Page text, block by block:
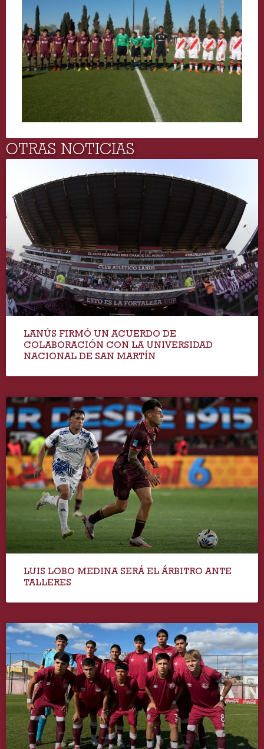
OTRAS NOTICIAS
LANÚS FIRMÓ UN ACUERDO DE
COLABORACIÓN CON LA UNIVERSIDAD
NACIONAL DE SAN MARTÍN
LUIS LOBO MEDINA SERÁ EL ÁRBITRO ANTE
TALLERES